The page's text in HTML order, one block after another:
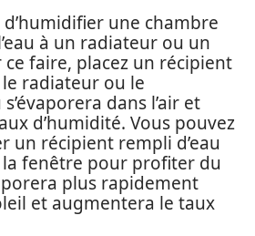
une chambre
à un radiateur ou un
faire, placez un récipient
le radiateur ou le
dans l’air et
d’humidité. Vous pouvez
un récipient rempli d’eau
fenêtre pour profiter du
plus rapidement
et augmentera le taux